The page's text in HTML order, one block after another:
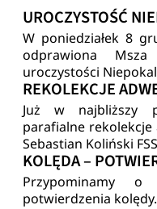
UROCZYSTOŚĆ
W poniedziałek 8
odprawiona
uroczystości
REKOLEKCJE
Już w najbliższy
parafialne
Sebastian Koliński
KOLĘDA –
Przypominamy
potwierdzenia